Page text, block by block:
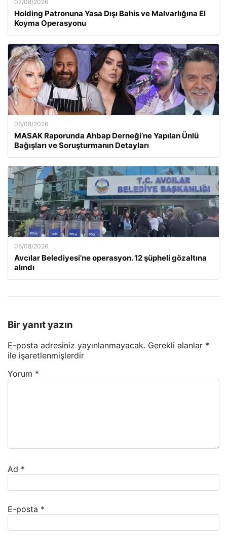
07/08/2026
Holding Patronuna Yasa Dışı Bahis ve Malvarlığına El
Koyma Operasyonu
06/08/2026
MASAK Raporunda Ahbap Derneği’ne Yapılan Ünlü
Bağışları ve Soruşturmanın Detayları
05/08/2026
Avcılar Belediyesi’ne operasyon. 12 şüpheli gözaltına
alındı
Bir yanıt yazın
E-posta adresiniz yayınlanmayacak. Gerekli alanlar *
ile işaretlenmişlerdir
Yorum *
Ad *
E-posta *